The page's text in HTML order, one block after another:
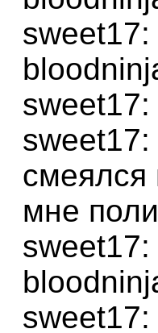
sweet17:
sweet17:
sweet17:
мне
sweet17: